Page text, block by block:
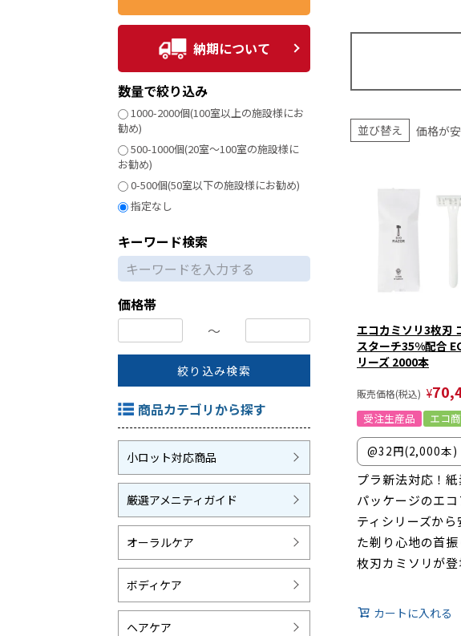
納期について
数量で絞り込み
1000-2000個(100室以上の施設様にお
勧め)
500-1000個(20室～100室の施設様に
お勧め)
0-500個(50室以下の施設様にお勧め)
指定なし
キーワード検索
価格帯
〜
絞り込み検索
商品カテゴリから探す
小ロット対応商品
厳選アメニティガイド
オーラルケア
ボディケア
ヘアケア
並び替え 価格が
エコカミソリ3枚刃
スターチ35%配合
リーズ 2000本
販売価格(税込) ¥
受注生産品 エコ
@32円(2,000本)
プラ新法対応！紙
パッケージのエコ
ティシリーズから
た剃り心地の首振
枚刃カミソリが登
カートに入れる